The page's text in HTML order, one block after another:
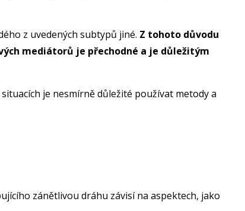
z uvedených subtypů jiné. Z tohoto důvodu
mediátorů je přechodné a je důležitým
je nesmírně důležité používat metody a
zánětlivou dráhu závisí na aspektech, jako